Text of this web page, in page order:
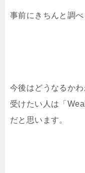
事前にきちんと調べ
今後はどうなるか
受けたい人は「
だと思います。